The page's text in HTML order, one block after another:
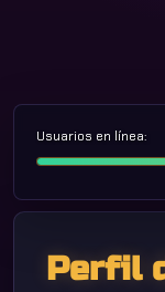
Usuarios en línea:
Perfil